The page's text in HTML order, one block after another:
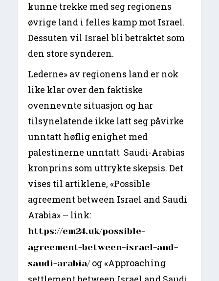
kunne trekke med seg regionens
øvrige land i felles kamp mot Israel.
Dessuten vil Israel bli betraktet som
den store synderen.
Lederne» av regionens land er nok
like klar over den faktiske
ovennevnte situasjon og har
tilsynelatende ikke latt seg påvirke
unntatt høflig enighet med
palestinerne unntatt Saudi-Arabias
kronprins som uttrykte skepsis. Det
vises til artiklene, «Possible
agreement between Israel and Saudi
Arabia» – link:
https://em24.uk/possible-
agreement-between-israel-and-
saudi-arabia/og «Approaching